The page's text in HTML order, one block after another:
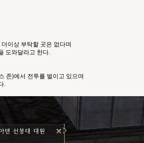
이상 부탁할 곳은 없다며
도와달라고 한다.
존)에서 전투를 벌이고 있으며
.